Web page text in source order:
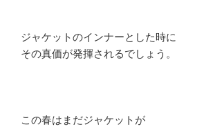
ジャケットのインナーとした時に
その真価が発揮されるでしょう。
この春はまだジャケットが